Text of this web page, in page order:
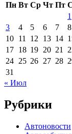
Пн Вт Ср Чт Пт
1
3
4 5 6 7 8
10 11 12 13 14
17 18 19 20 21
24 25 26 27 28
31
« Июл
Рубрики
Автоновости